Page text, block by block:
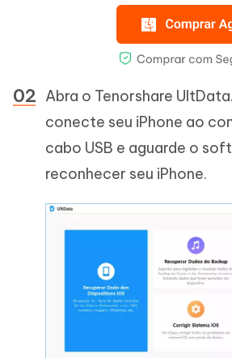
Abra o Tenorshare
conecte seu iPhone ao
cabo USB e aguarde o
reconhecer seu iPhone.